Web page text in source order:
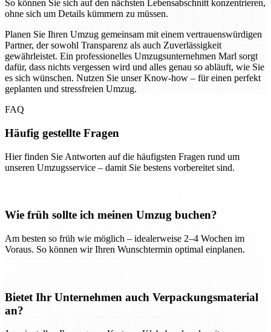
So können Sie sich auf den nächsten Lebensabschnitt konzentrieren,
ohne sich um Details kümmern zu müssen.
Planen Sie Ihren Umzug gemeinsam mit einem vertrauenswürdigen
Partner, der sowohl Transparenz als auch Zuverlässigkeit
gewährleistet. Ein professionelles Umzugsunternehmen Marl sorgt
dafür, dass nichts vergessen wird und alles genau so abläuft, wie Sie
es sich wünschen. Nutzen Sie unser Know-how – für einen perfekt
geplanten und stressfreien Umzug.
FAQ
Häufig gestellte Fragen
Hier finden Sie Antworten auf die häufigsten Fragen rund um
unseren Umzugsservice – damit Sie bestens vorbereitet sind.
Wie früh sollte ich meinen Umzug buchen?
Am besten so früh wie möglich – idealerweise 2–4 Wochen im
Voraus. So können wir Ihren Wunschtermin optimal einplanen.
Bietet Ihr Unternehmen auch Verpackungsmaterial
an?